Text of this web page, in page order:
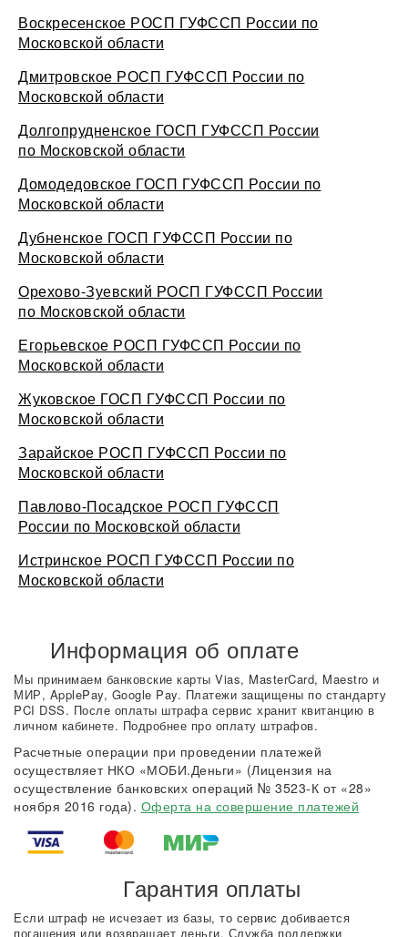
Воскресенское РОСП ГУФССП России по
Московской области
Дмитровское РОСП ГУФССП России по
Московской области
Долгопрудненское ГОСП ГУФССП России
по Московской области
Домодедовское ГОСП ГУФССП России по
Московской области
Дубненское ГОСП ГУФССП России по
Московской области
Орехово-Зуевский РОСП ГУФССП России
по Московской области
Егорьевское РОСП ГУФССП России по
Московской области
Жуковское ГОСП ГУФССП России по
Московской области
Зарайское РОСП ГУФССП России по
Московской области
Павлово-Посадское РОСП ГУФССП
России по Московской области
Истринское РОСП ГУФССП России по
Московской области
Информация об оплате
Мы принимаем банковские карты Vias, MasterCard, Maestro и
МИР, ApplePay, Google Pay. Платежи защищены по стандарту
PCI DSS. После оплаты штрафа сервис хранит квитанцию в
личном кабинете. Подробнее про оплату штрафов.
Расчетные операции при проведении платежей
осуществляет НКО «МОБИ.Деньги» (Лицензия на
осуществление банковских операций № 3523-К от «28»
ноября 2016 года). Оферта на совершение платежей
Гарантия оплаты
Если штраф не исчезает из базы, то сервис добивается
погашения или возвращает деньги. Служба поддержки